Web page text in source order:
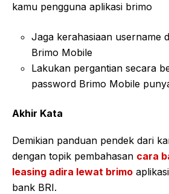
kamu pengguna aplikasi brimo
Jaga kerahasiaan username
Brimo Mobile
Lakukan pergantian secara
password Brimo Mobile
Akhir Kata
Demikian panduan pendek dari
dengan topik pembahasan cara
leasing adira lewat brimo
bank BRI.